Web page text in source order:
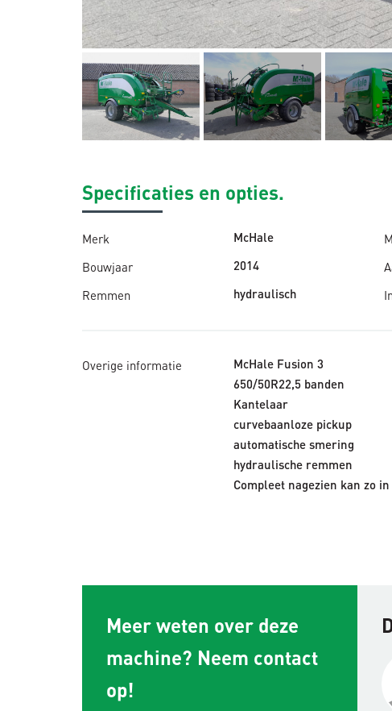
Specificaties en opties.
Merk McHale
Bouwjaar 2014
Remmen hydraulisch
Overige informatie
McHale Fusion 3
650/50R22,5 banden
Kantelaar
curvebaanloze pickup
automatische smering
hydraulische remmen
Compleet nagezien kan zo
Meer weten over deze
machine? Neem contact
op!